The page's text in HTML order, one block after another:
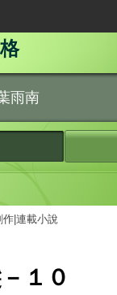
雨南
作|連載小說
１０